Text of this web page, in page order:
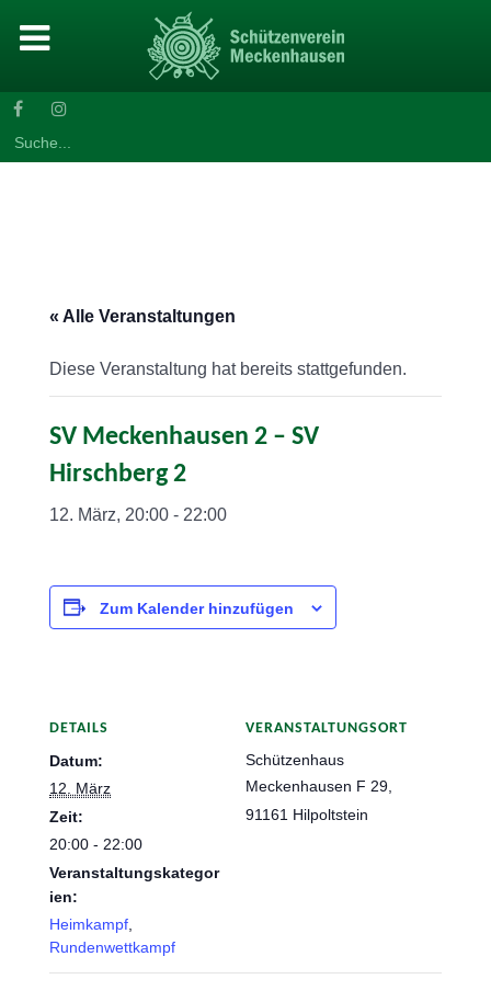
for:
« Alle Veranstaltungen
Diese Veranstaltung hat bereits stattgefunden.
SV Meckenhausen 2 – SV
Hirschberg 2
12. März, 20:00 - 22:00
Zum Kalender hinzufügen
DETAILS
Datum:
12. März
Zeit:
20:00 - 22:00
Veranstaltungskategor
ien:
Heimkampf
Rundenwettkampf
VERANSTALTUNGSORT
Schützenhaus
Meckenhausen F 29,
91161 Hilpoltstein